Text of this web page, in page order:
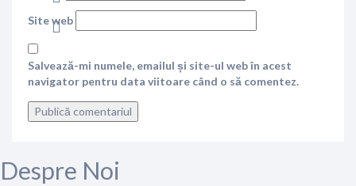
Site web
Salvează-mi numele, emailul și site-ul web în acest
navigator pentru data viitoare când o să comentez.
Despre Noi